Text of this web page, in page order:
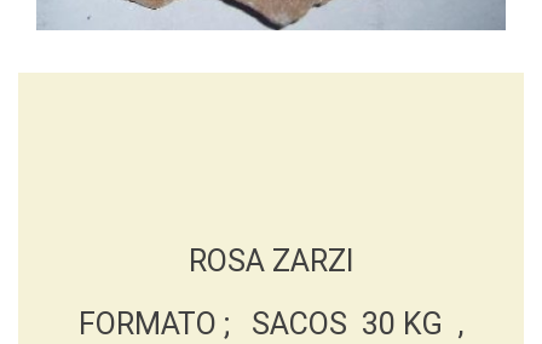
ROSA ZARZI
FORMATO ; SACOS 30 KG ,